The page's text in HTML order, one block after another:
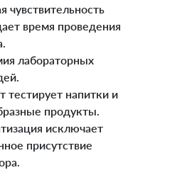
чувствительность
время проведения
лабораторных
тестирует напитки и
продукты.
исключает
присутствие